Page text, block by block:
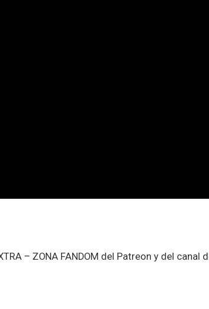
– ZONA FANDOM del Patreon y del canal